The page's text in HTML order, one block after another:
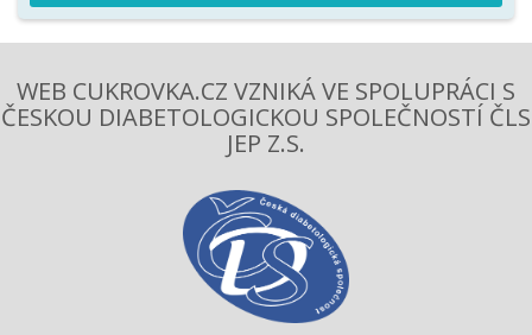
WEB CUKROVKA.CZ VZNIKÁ VE SPOLUPRÁCI S
ČESKOU DIABETOLOGICKOU SPOLEČNOSTÍ ČLS
JEP Z.S.